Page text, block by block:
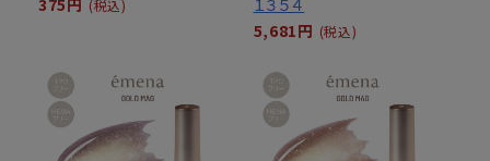
(税込)
5,681円 (税込)